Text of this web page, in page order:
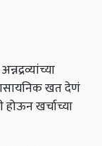
खत देणं
खर्चाच्या